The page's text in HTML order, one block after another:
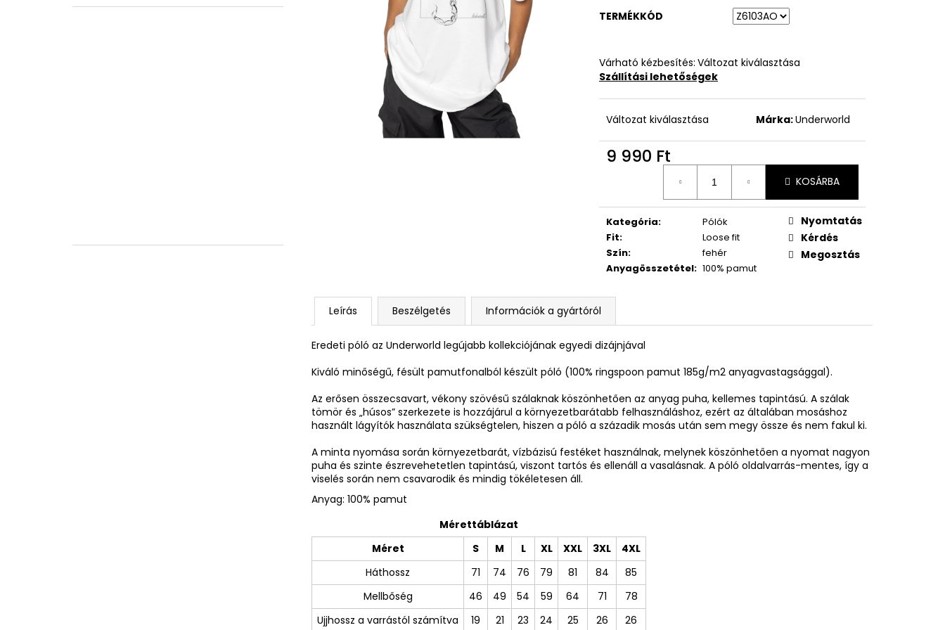
TERMÉKKÓD
Várható kézbesítés: Változat kiválasztása
Szállítási lehetőségek
Változat kiválasztása Márka:Underworld
9 990 Ft
KOSÁRBA
Kategória:
Pólók
Fit:
Loose fit
Szín:
fehér
Anyagösszetétel: 100% pamut
Nyomtatás
Kérdés
Megosztás
Leírás Beszélgetés Információk a gyártóról
Eredeti póló az Underworld legújabb kollekciójának egyedi dizájnjával
Kiváló minőségű, fésült pamutfonalból készült póló (100% ringspoon pamut 185g/m2 anyagvastagsággal).
Az erősen összecsavart, vékony szövésű szálaknak köszönhetően az anyag puha, kellemes tapintású. A szálak
tömör és „húsos” szerkezete is hozzájárul a környezetbarátabb felhasználáshoz, ezért az általában mosáshoz
használt lágyítók használata szükségtelen, hiszen a póló a századik mosás után sem megy össze és nem fakul ki.
A minta nyomása során környezetbarát, vízbázisú festéket használnak, melynek köszönhetően a nyomat nagyon
puha és szinte észrevehetetlen tapintású, viszont tartós és ellenáll a vasalásnak. A póló oldalvarrás-mentes, így a
viselés során nem csavarodik és mindig tökéletesen áll.
Anyag: 100% pamut
Mérettáblázat
Méret
S M L XL XXL 3XL
4XL
Háthossz
71 74 76 79 81 84
85
Mellbőség
46 49 54 59 64 71
78
Ujjhossz a varrástól számítva
19 21 23 24 25 26 26